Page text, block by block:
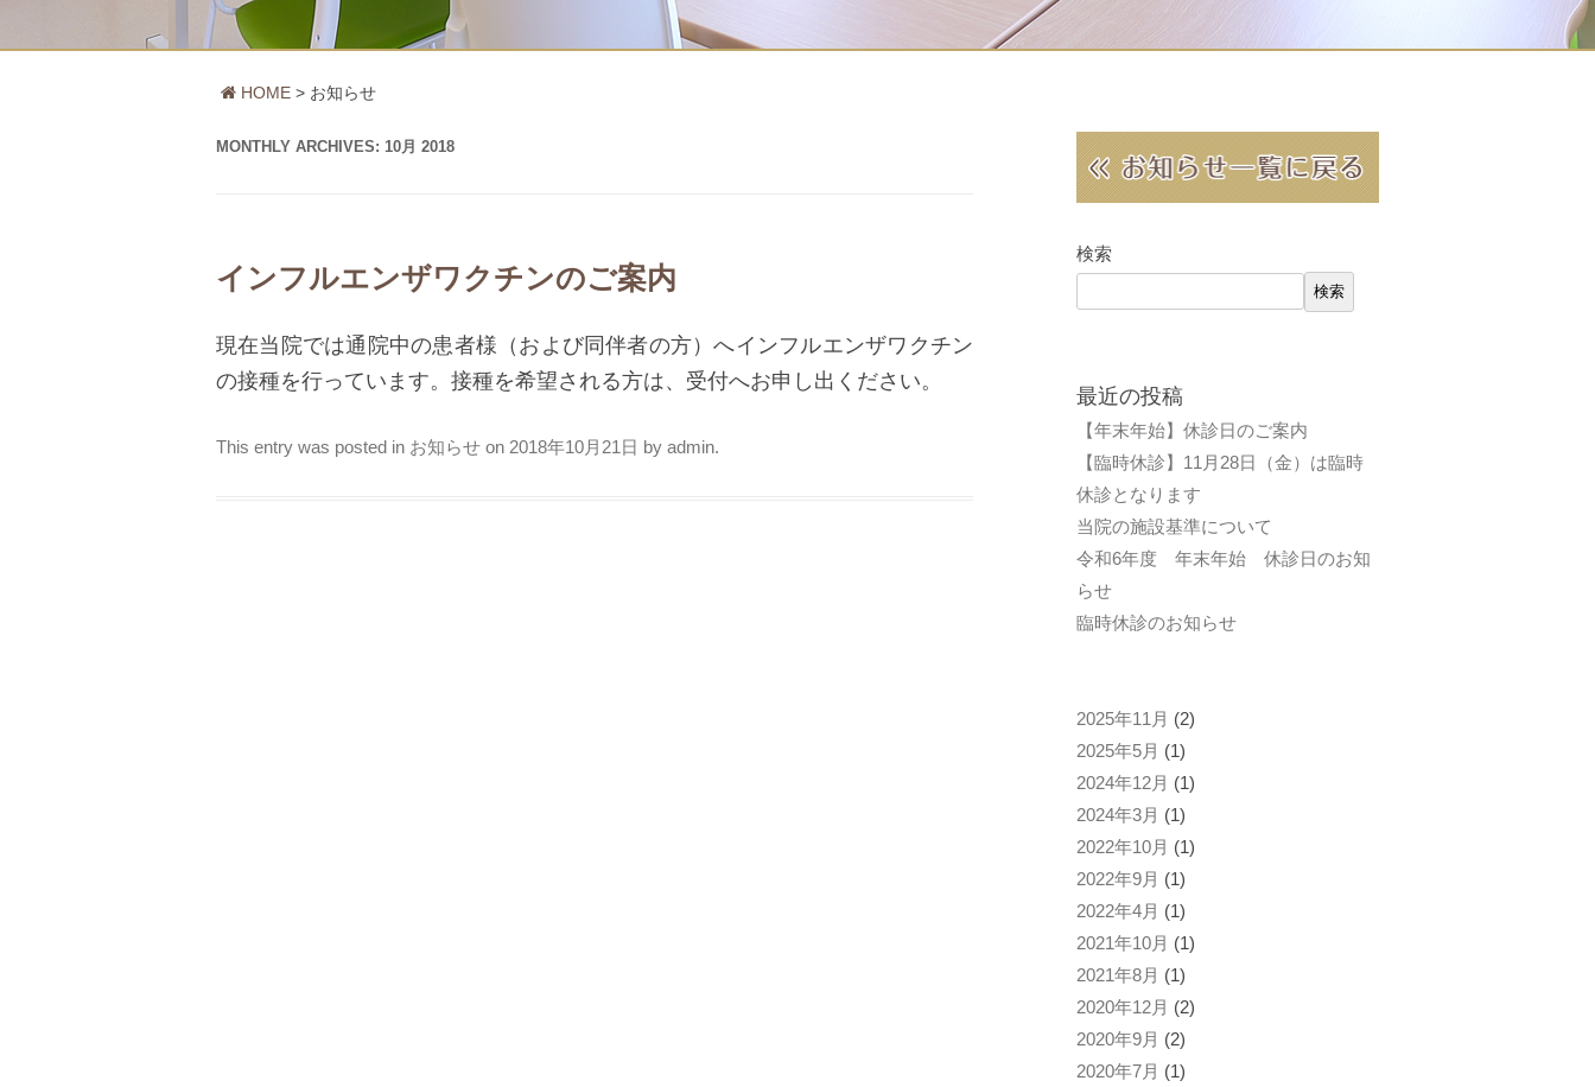
HOME お知らせ
MONTHLY ARCHIVES: 10月 2018
インフルエンザワクチンのご案内
現在当院では通院中の患者様（および同伴者の方）へインフルエンザワクチン
の接種を行っています。接種を希望される方は、受付へお申し出ください。
This entry was posted in お知らせ on 2018年10月21日 by admin.
検索
検索
最近の投稿
【年末年始】休診日のご案内
【臨時休診】11月28日（金）は臨時
休診となります
当院の施設基準について
令和6年度 年末年始 休診日のお知
らせ
臨時休診のお知らせ
2025年11月 (2)
2025年5月 (1)
2024年12月 (1)
2024年3月 (1)
2022年10月 (1)
2022年9月 (1)
2022年4月 (1)
2021年10月 (1)
2021年8月 (1)
2020年12月 (2)
2020年9月 (2)
2020年7月 (1)